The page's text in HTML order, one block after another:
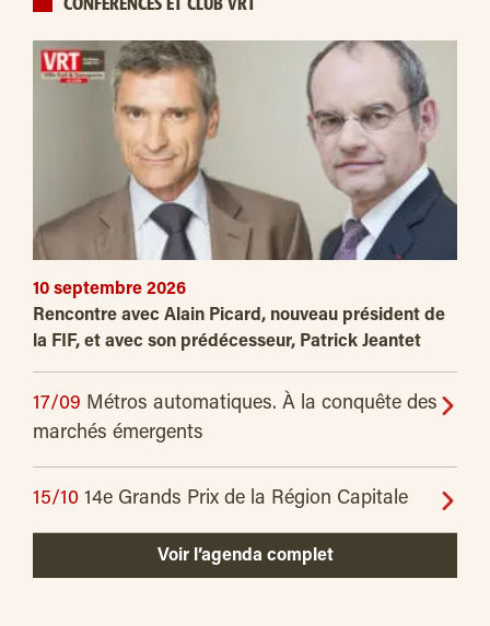
CONFÉRENCES ET CLUB VRT
10 septembre 2026
Rencontre avec Alain Picard, nouveau président de
la FIF, et avec son prédécesseur, Patrick Jeantet
17/09 Métros automatiques. À la conquête des
marchés émergents
15/10 14e Grands Prix de la Région Capitale
Voir l’agenda complet